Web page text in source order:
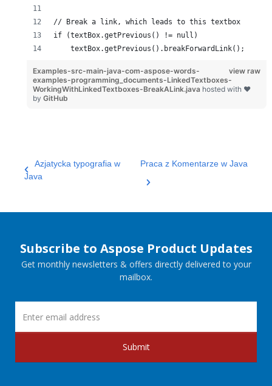
// Break a link, which leads to this textbox
if (textBox.getPrevious() != null)
    textBox.getPrevious().breakForwardLink();
view raw
Examples-src-main-java-com-aspose-words-
examples-programming_documents-LinkedTextboxes-
WorkingWithLinkedTextboxes-BreakALink.java hosted with ❤
by GitHub
Azjatycka typografia w
Java
Praca z Komentarze w Java
Subscribe to Aspose Product Updates
Get monthly newsletters & offers directly delivered to your
mailbox.
Submit